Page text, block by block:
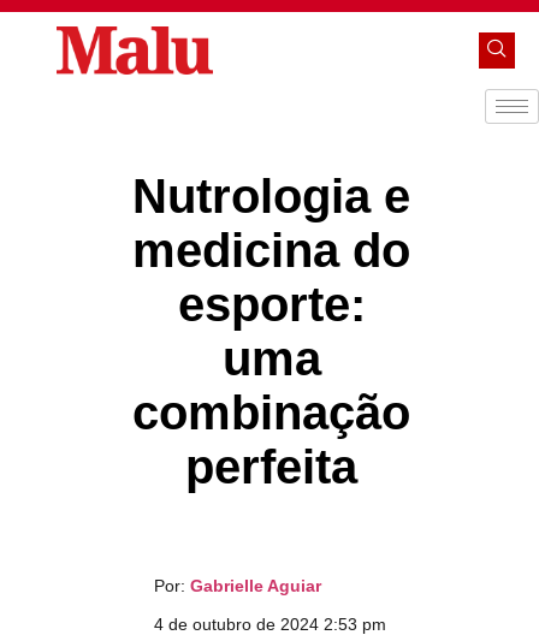
Nutrologia e
medicina do
esporte:
uma
combinação
perfeita
Por: Gabrielle Aguiar
4 de outubro de 2024 2:53 pm